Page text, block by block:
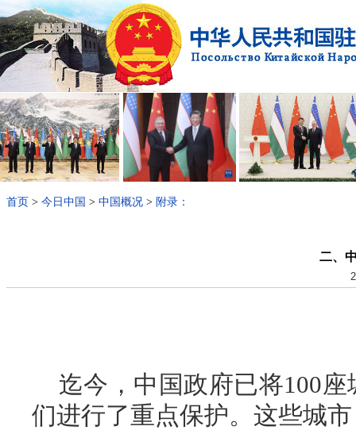
首页 > 今日中国 > 中国概况 > 附录：
二、
迄今，中国政府已将100座
们进行了重点保护。这些城